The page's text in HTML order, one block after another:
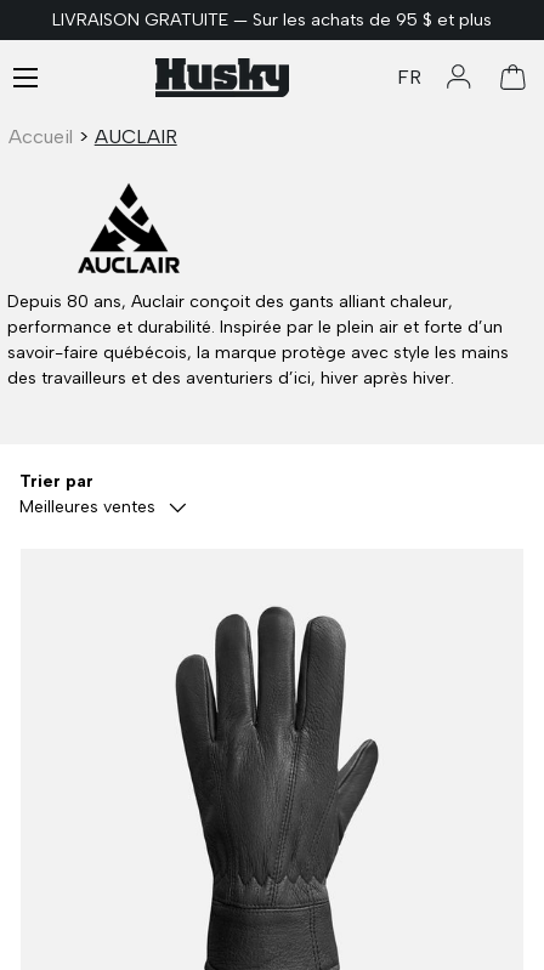
ALLER AU CONTENU
LIVRAISON GRATUITE — Sur les achats de 95 $ et plus
FR Se
Accueil > AUCLAIR
Depuis 80 ans, Auclair conçoit des gants alliant chaleur,
performance et durabilité. Inspirée par le plein air et forte d’un
savoir-faire québécois, la marque protège avec style les mains
des travailleurs et des aventuriers d’ici, hiver après hiver.
Trier par
Meilleures ventes